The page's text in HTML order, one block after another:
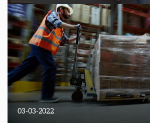
03-03-2022